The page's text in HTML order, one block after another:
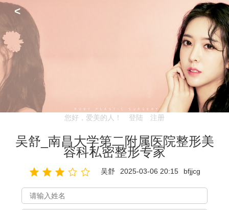
<
您好，爱美的人！ 登陆 注册
吴舒_南昌大学第二附属医院整形美
容科私密整形专家
吴舒 2025-03-06 20:15 bfjjcg